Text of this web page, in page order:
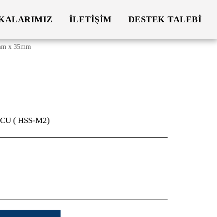
İLETIŞIM DESTEK TALEBI
x 35mm
( HSS-M2)